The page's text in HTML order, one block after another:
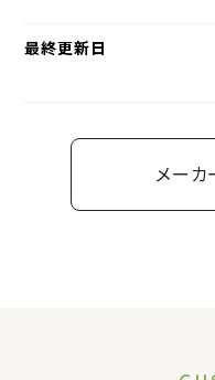
最終更新日
メーカ